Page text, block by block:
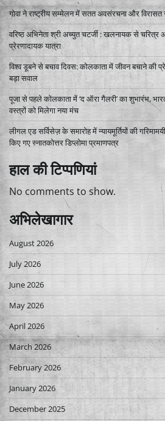
गोवा ने राष्ट्रीय सम्मेलन में सतत अवसंरचना और विरासत
वरिष्ठ अभिनेता श्री अच्युत चटर्जी : खलनायक से
प्रेरणादायक यात्रा
विश्व डूबने से बचाव दिवस: कोलकाता में जीवन बचाने की
बड़ा सवाल
पूजा से पहले कोलकाता में ‘द ऑरा गैलरी’ का शुभारंभ,
वस्त्रों को मिलेगा नया मंच
लीगल एड सर्विसेज़ के समारोह में न्यायमूर्तियों की
किए गए स्नातकोत्तर डिप्लोमा प्रमाणपत्र
हाल की टिप्पणियां
No comments to show.
अभिलेखागार
August 2026
July 2026
June 2026
May 2026
April 2026
March 2026
February 2026
January 2026
December 2025